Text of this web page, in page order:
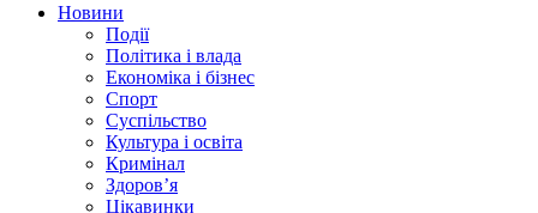
Новини
Події
Політика і влада
Економіка і бізнес
Спорт
Суспільство
Культура і освіта
Кримінал
Здоров’я
Цікавинки